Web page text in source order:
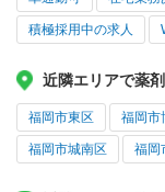
積極採用中の求人
近隣エリアで薬
福岡市東区 福岡市
福岡市城南区 福岡